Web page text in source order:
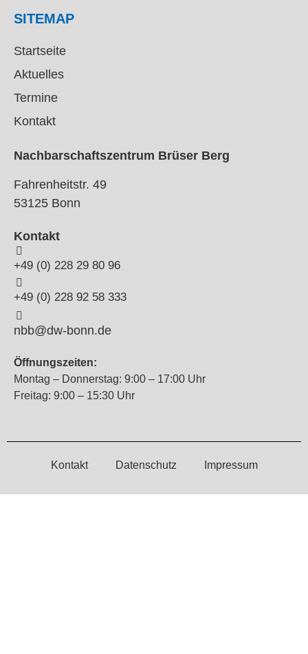
SITEMAP
Startseite
Aktuelles
Termine
Kontakt
Nachbarschaftszentrum Brüser Berg
Fahrenheitstr. 49
53125 Bonn
Kontakt
+49 (0) 228 29 80 96
+49 (0) 228 92 58 333
nbb@dw-bonn.de
Öffnungszeiten:
Montag – Donnerstag: 9:00 – 17:00 Uhr
Freitag: 9:00 – 15:30 Uhr
Kontakt Datenschutz Impressum